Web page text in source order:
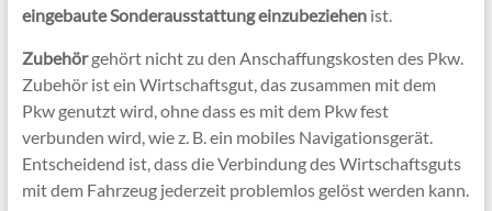
eingebaute Sonderausstattung einzubeziehenist.
Zubehörgehört nicht zu den Anschaffungskosten des Pkw.
Zubehör ist ein Wirtschaftsgut, das zusammen mit dem
Pkw genutzt wird, ohne dass es mit dem Pkw fest
verbunden wird, wie z. B. ein mobiles Navigationsgerät.
Entscheidend ist, dass die Verbindung des Wirtschaftsguts
mit dem Fahrzeug jederzeit problemlos gelöst werden kann.